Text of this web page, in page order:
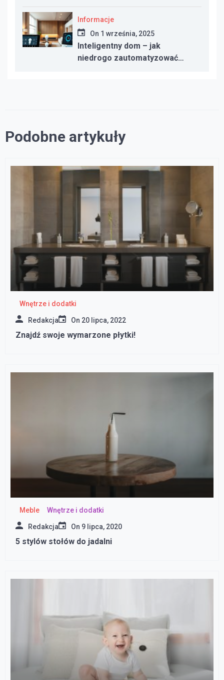
dotację w 2025 roku
Informacje
On 1 września, 2025
Inteligentny dom – jak
niedrogo zautomatyzować
Podobne artykuły
Wnętrze i dodatki
Redakcja On 20 lipca, 2022
Znajdź swoje wymarzone płytki!
Meble Wnętrze i dodatki
Redakcja On 9 lipca, 2020
5 stylów stołów do jadalni